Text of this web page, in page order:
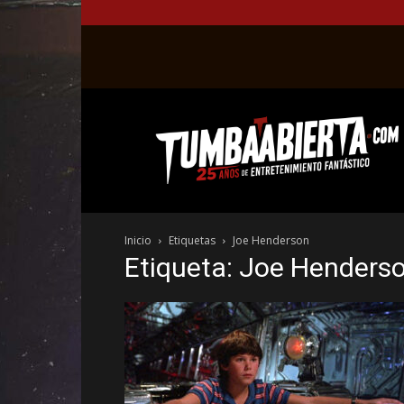
web
del
entretenimiento
el
género
fantástico.
Inicio Etiquetas Joe Henderson
Etiqueta: Joe